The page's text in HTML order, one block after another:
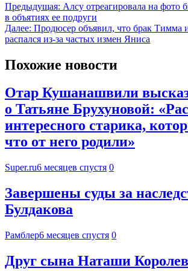
Предыдущая: Алсу отреагировала на фото
в объятиях ее подруги
Далее: Продюсер объявил, что брак Тимма
распался из-за частых измен Яниса
Похожие новости
Отар Кушанашвили
о Татьяне Брухуновой:
интересного старика,
что от него родили»
Super.ru6 месяцев спустя 0
Завершены суды за
Булдакова
Рамблер6 месяцев спустя 0
Друг сына Наташи